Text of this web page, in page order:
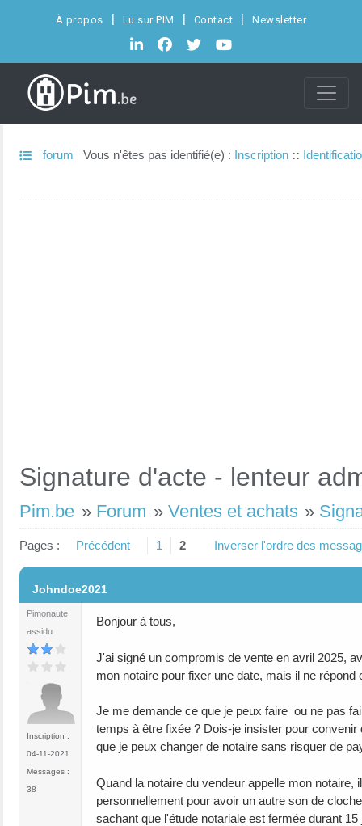
À propos Lu sur PIM Contact Newsletter
forum Vous n'êtes pas identifié(e) : Inscription ::
Signature d'acte - lenteur
Pim.be » Forum » Ventes et achats »
Pages : Précédent 1 2 Inverser l'ordre des
Johndoe2021
Pimonaute
assidu
Inscription :
04-11-2021
Messages :
38
Bonjour à tous,
J'ai signé un compromis de vente en avril 2025,
mon notaire pour fixer une date, mais il ne
Je me demande ce que je peux faire ou ne pas
temps à être fixée ? Dois-je insister pour
que je peux changer de notaire sans risquer de
Quand la notaire du vendeur appelle mon
personnellement pour avoir un autre son de
sachant que l'étude notariale est fermée durant